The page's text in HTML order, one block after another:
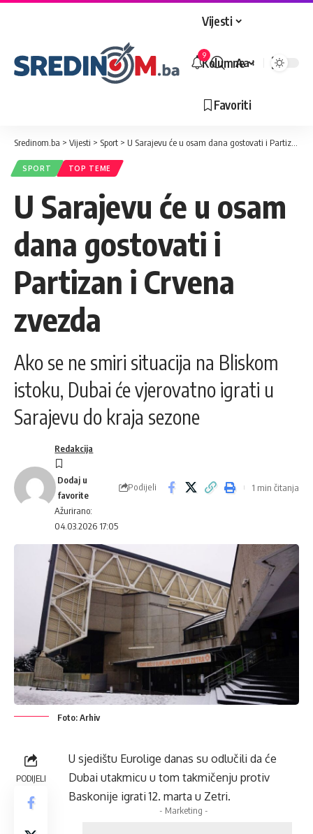
Vijesti
Kolumne
Favoriti
9
Veličina
Aa
Sredinom.ba > Vijesti > Sport > U Sarajevu će u osam dana gostovati i Partizan i Crvena zvezda
SPORT TOP TEME
U Sarajevu će u osam
dana gostovati i
Partizan i Crvena
zvezda
Ako se ne smiri situacija na Bliskom
istoku, Dubai će vjerovatno igrati u
Sarajevu do kraja sezone
Ažurirano:
04.03.2026 17:05
Redakcija
Podijeli 1 min čitanja
Foto: Arhiv
PODIJELI
U sjedištu Eurolige danas su odlučili da će
Dubai utakmicu u tom takmičenju protiv
Baskonije igrati 12. marta u Zetri.
- Marketing -